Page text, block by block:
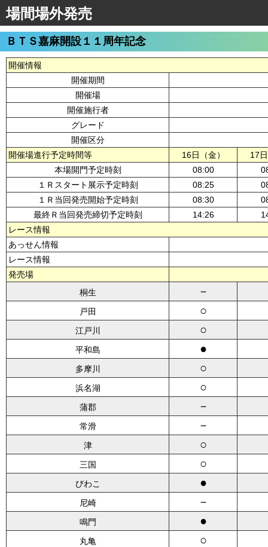
場間場外発売
ＢＴＳ嘉麻開設１１周年記念
開催情報
開催期間
開催場
開催施行者
グレード
開催区分
開催場進行予定時間等
16日（金）
17
本場開門予定時刻
08:00
１Ｒスタート展示予定時刻
08:25
１Ｒ当回発売開始予定時刻
08:30
最終Ｒ当回発売締切予定時刻
14:26
レース情報
あっせん情報
レース情報
発売場
桐生
－
戸田 ○
江戸川 ○
平和島 ●
多摩川 ○
浜名湖 ○
蒲郡 －
常滑 －
津 ○
三国 ○
びわこ ●
尼崎 －
鳴門 ●
丸亀 ○